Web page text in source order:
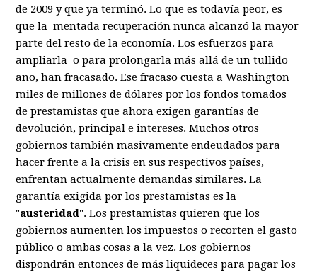
de 2009 y que ya terminó. Lo que es todavía peor, es
que la mentada recuperación nunca alcanzó la mayor
parte del resto de la economía. Los esfuerzos para
ampliarla o para prolongarla más allá de un tullido
año, han fracasado. Ese fracaso cuesta a Washington
miles de millones de dólares por los fondos tomados
de prestamistas que ahora exigen garantías de
devolución, principal e intereses. Muchos otros
gobiernos también masivamente endeudados para
hacer frente a la crisis en sus respectivos países,
enfrentan actualmente demandas similares. La
garantía exigida por los prestamistas es la
"austeridad". Los prestamistas quieren que los
gobiernos aumenten los impuestos o recorten el gasto
público o ambas cosas a la vez. Los gobiernos
dispondrán entonces de más liquideces para pagar los